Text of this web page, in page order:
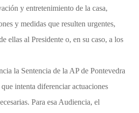
y entretenimiento de la casa,
y medidas que resulten urgentes,
ellas al Presidente o, en su caso, a los
la Sentencia de la AP de Pontevedra
intenta diferenciar actuaciones
Para esa Audiencia, el